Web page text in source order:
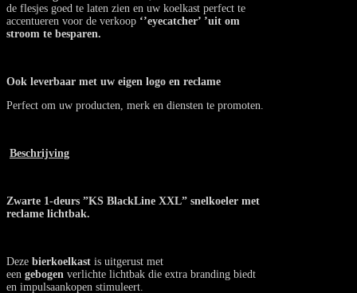
de flesjes goed te laten zien en uw koelkast perfect te
accentueren voor de verkoop ‘’eyecatcher’ ’uit om
stroom te besparen.
Ook leverbaar met uw eigen logo en reclame
Perfect om uw producten, merk en diensten te promoten.
Beschrijving
Zwarte 1-deurs ”KS BlackLine XXL” snelkoeler met
reclame lichtbak.
Deze bierkoelkast is uitgerust met
een gebogen verlichte lichtbak die extra branding biedt
en impulsaankopen stimuleert.